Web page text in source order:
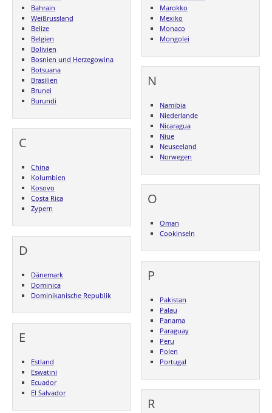
Bahrain
Weißrussland
Belize
Belgien
Bolivien
Bosnien und Herzegowina
Botsuana
Brasilien
Brunei
Burundi
C
China
Kolumbien
Kosovo
Costa Rica
Zypern
D
Dänemark
Dominica
Dominikanische Republik
E
Estland
Eswatini
Ecuador
El Salvador
Marokko
Mexiko
Monaco
Mongolei
N
Namibia
Niederlande
Nicaragua
Niue
Neuseeland
Norwegen
O
Oman
Cookinseln
P
Pakistan
Palau
Panama
Paraguay
Peru
Polen
Portugal
R